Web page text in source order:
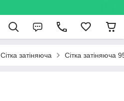
Сітка затіняюча Сітка затіняюча